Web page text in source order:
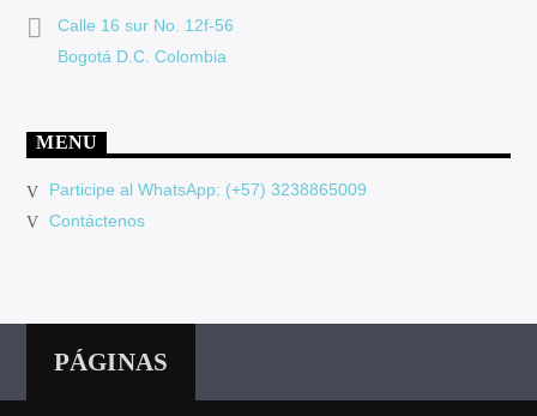
Calle 16 sur No. 12f-56
Bogotá D.C. Colombia
MENU
Participe al WhatsApp: (+57) 3238865009
Contáctenos
PÁGINAS